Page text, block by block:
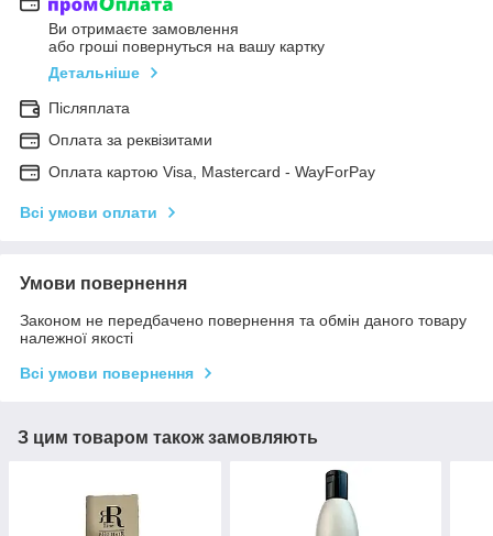
Ви отримаєте замовлення
або гроші повернуться на вашу картку
Детальніше
Післяплата
Оплата за реквізитами
Оплата картою Visa, Mastercard - WayForPay
Всі умови оплати
Умови повернення
Законом не передбачено повернення та обмін даного товару
належної якості
Всі умови повернення
З цим товаром також замовляють